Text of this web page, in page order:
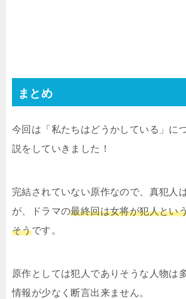
まとめ
今回は「私たちはどうかしている」に
説をしていきました！
完結されていない原作なので、真犯人
が、ドラマの最終回は女将が犯人とい
そうです。
原作としては犯人でありそうな人物は
情報が少なく断言出来ません。